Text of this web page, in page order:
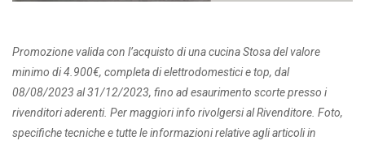
Promozione valida con l’acquisto di una cucina Stosa del valore
minimo di 4.900€, completa di elettrodomestici e top, dal
08/08/2023 al 31/12/2023, fino ad esaurimento scorte presso i
rivenditori aderenti. Per maggiori info rivolgersi al Rivenditore. Foto,
specifiche tecniche e tutte le informazioni relative agli articoli in